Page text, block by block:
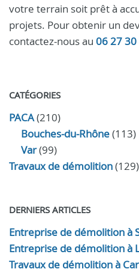
votre terrain soit prêt à
projets. Pour obtenir un
contactez-nous au 06 27
CATÉGORIES
PACA(210)
Bouches-du-Rhône(113)
Var(99)
Travaux de démolition(129)
DERNIERS ARTICLES
Entreprise de démolition à
Entreprise de démolition à
Travaux de démolition à